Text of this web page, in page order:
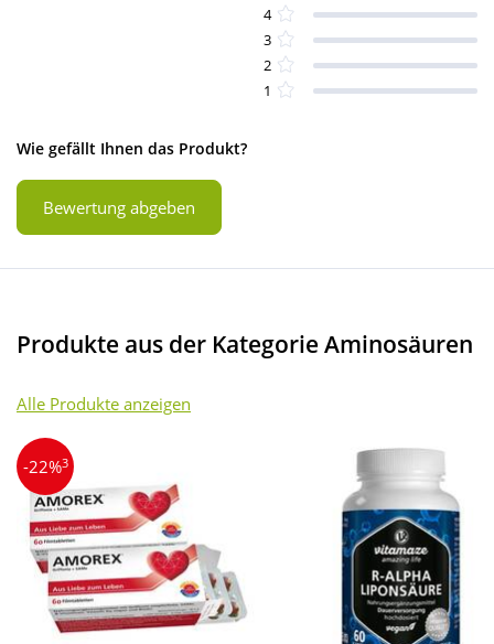
4
3
2
1
Wie gefällt Ihnen das Produkt?
Bewertung abgeben
Produkte aus der Kategorie Aminosäuren
Alle Produkte anzeigen
-22%3